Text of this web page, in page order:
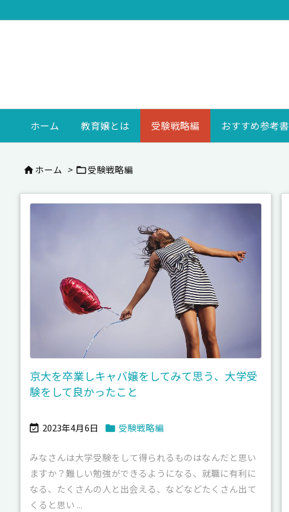
ホーム 教育嬢とは 受験戦略編 おすすめ参考書
 ホーム > 受験戦略編
京大を卒業しキャバ嬢をしてみて思う、大学受
験をして良かったこと
 2023年4月6日  受験戦略編
みなさんは大学受験をして得られるものはなんだと思い
ますか？難しい勉強ができるようになる、就職に有利に
なる、たくさんの人と出会える、などなどたくさん出て
くると思い ...